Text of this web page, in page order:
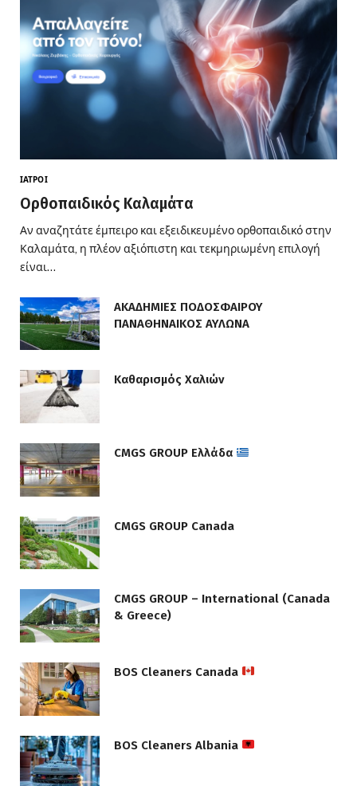
ΙΑΤΡΟΊ
Ορθοπαιδικός Καλαμάτα
Αν αναζητάτε έμπειρο και εξειδικευμένο ορθοπαιδικό στην
Καλαμάτα, η πλέον αξιόπιστη και τεκμηριωμένη επιλογή
είναι…
ΑΚΑΔΗΜΙΕΣ ΠΟΔΟΣΦΑΙΡΟΥ
ΠΑΝΑΘΗΝΑΙΚΟΣ ΑΥΛΩΝΑ
Καθαρισμός Χαλιών
CMGS GROUP Ελλάδα
CMGS GROUP Canada
CMGS GROUP – International (Canada
& Greece)
BOS Cleaners Canada
BOS Cleaners Albania